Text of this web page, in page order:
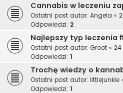
Cannabis w leczeniu
Ostatni post autor: Angela «
Odpowiedzi: 2
Najlepszy typ leczenia
Ostatni post autor: Groot « 24
Odpowiedzi: 1
Trochę wiedzy o
Ostatni post autor: littlejunkie
Odpowiedzi: 1